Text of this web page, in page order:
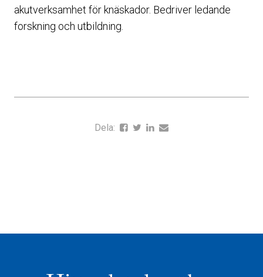
akutverksamhet för knäskador. Bedriver ledande
forskning och utbildning.
Dela: